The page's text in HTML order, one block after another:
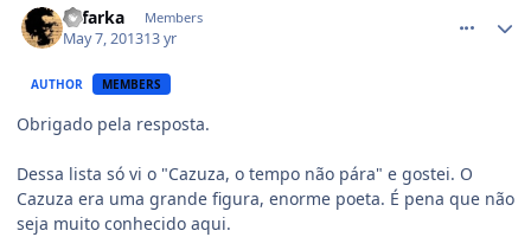
alifarka Members
May 7, 201313 yr
AUTHOR MEMBERS
Obrigado pela resposta.
Dessa lista só vi o "Cazuza, o tempo não pára" e gostei. O
Cazuza era uma grande figura, enorme poeta. É pena que não
seja muito conhecido aqui.